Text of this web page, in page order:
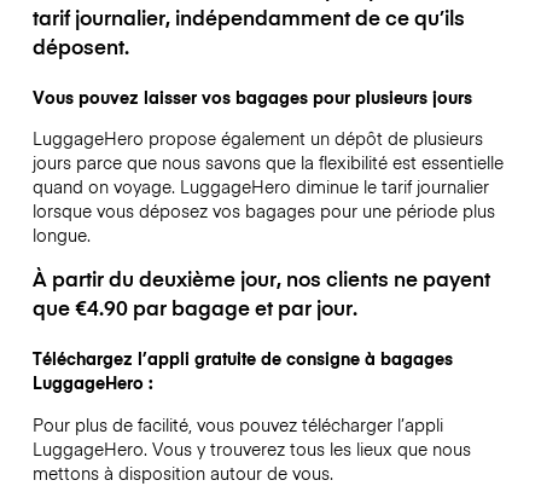
tarif journalier, indépendamment de ce qu’ils
déposent.
Vous pouvez laisser vos bagages pour plusieurs jours
LuggageHero propose également un dépôt de plusieurs
jours parce que nous savons que la flexibilité est essentielle
quand on voyage. LuggageHero diminue le tarif journalier
lorsque vous déposez vos bagages pour une période plus
longue.
À partir du deuxième jour, nos clients ne payent
que €4.90 par bagage et par jour.
Téléchargez l’appli gratuite de consigne à bagages
LuggageHero :
Pour plus de facilité, vous pouvez télécharger l’appli
LuggageHero. Vous y trouverez tous les lieux que nous
mettons à disposition autour de vous.